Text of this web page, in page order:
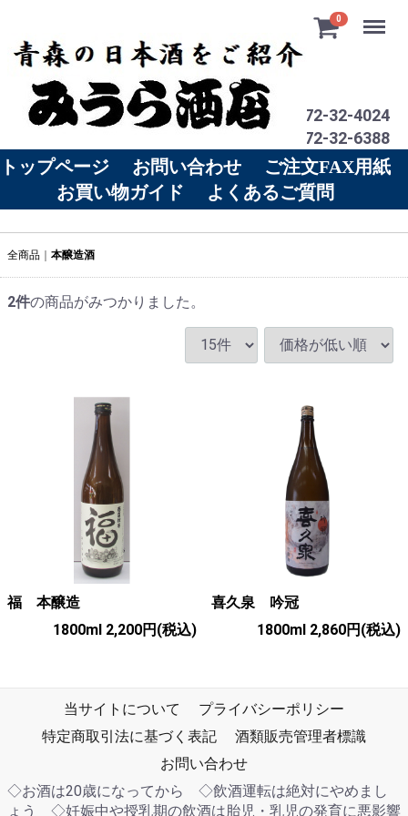
0
電話 0172-32-4024
ＦＡＸ 0172-32-6388
Menu
トップページ お問い合わせ
ご注文FAX用紙
お買い物ガイド
よくあるご質問
全商品 本醸造酒
2件の商品がみつかりました。
福 本醸造
1800ml 2,200円 (税込)
喜久泉 吟冠
1800ml 2,860円 (税込)
当サイトについて
プライバシーポリシー
特定商取引法に基づく表記
酒類販売管理者標識
お問い合わせ
◇お酒は20歳になってから ◇飲酒運転は絶対にやめまし
ょう ◇妊娠中や授乳期の飲酒は胎児・乳児の発育に悪影響